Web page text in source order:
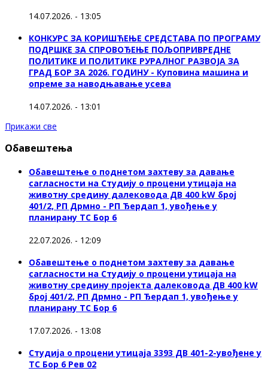
14.07.2026. - 13:05
КОНКУРС ЗА КОРИШЋЕЊЕ СРЕДСТАВА ПО ПРОГРАМУ
ПОДРШКЕ ЗА СПРОВОЂЕЊЕ ПОЉОПРИВРЕДНЕ
ПОЛИТИКЕ И ПОЛИТИКЕ РУРАЛНОГ РАЗВОЈА ЗА
ГРАД БОР ЗА 2026. ГОДИНУ - Куповина машина и
опреме за наводњавање усева
14.07.2026. - 13:01
Прикажи све
Обавештења
Обавештење о поднетом захтеву за давање
сагласности на Студију о процени утицаја на
животну средину далековода ДВ 400 kW број
401/2, РП Дрмно - РП Ђердап 1, увођење у
планирану ТС Бор 6
22.07.2026. - 12:09
Обавештење о поднетом захтеву за давање
сагласности на Студију о процени утицаја на
животну средину пројекта далековода ДВ 400 kW
број 401/2, РП Дрмно - РП Ђердап 1, увођење у
планирану ТС Бор 6
17.07.2026. - 13:08
Студија о процени утицаја 3393 ДВ 401-2-увођене у
ТС Бор 6 Рев 02